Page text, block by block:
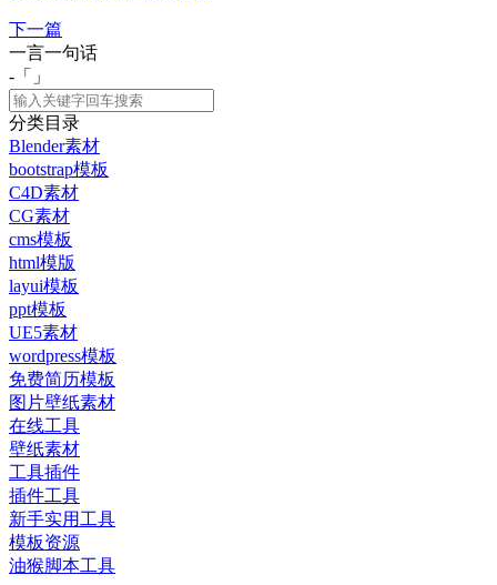
下一篇
一言一句话
-「
」
分类目录
Blender素材
bootstrap模板
C4D素材
CG素材
cms模板
html模版
layui模板
ppt模板
UE5素材
wordpress模板
免费简历模板
图片壁纸素材
在线工具
壁纸素材
工具插件
插件工具
新手实用工具
模板资源
油猴脚本工具